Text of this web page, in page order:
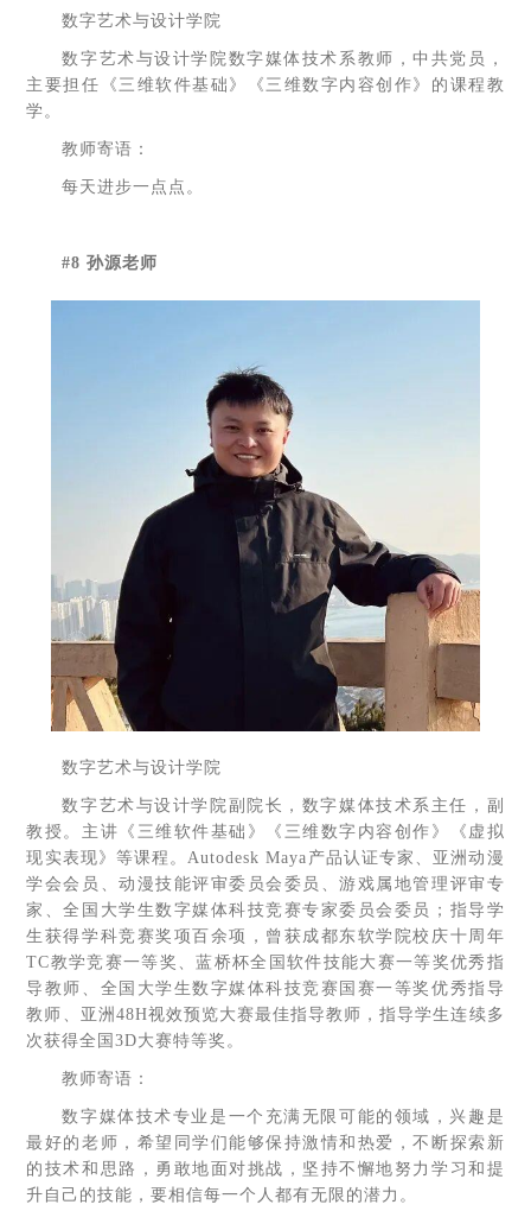
数字艺术与设计学院
数字艺术与设计学院数字媒体技术系教师，中共党员，
主要担任《三维软件基础》《三维数字内容创作》的课程教
学。
教师寄语：
每天进步一点点。
#8 孙源老师
数字艺术与设计学院
数字艺术与设计学院副院长，数字媒体技术系主任，副
教授。主讲《三维软件基础》《三维数字内容创作》《虚拟
现实表现》等课程。Autodesk Maya产品认证专家、亚洲动漫
学会会员、动漫技能评审委员会委员、游戏属地管理评审专
家、全国大学生数字媒体科技竞赛专家委员会委员；指导学
生获得学科竞赛奖项百余项，曾获成都东软学院校庆十周年
TC教学竞赛一等奖、蓝桥杯全国软件技能大赛一等奖优秀指
导教师、全国大学生数字媒体科技竞赛国赛一等奖优秀指导
教师、亚洲48H视效预览大赛最佳指导教师，指导学生连续多
次获得全国3D大赛特等奖。
教师寄语：
数字媒体技术专业是一个充满无限可能的领域，兴趣是
最好的老师，希望同学们能够保持激情和热爱，不断探索新
的技术和思路，勇敢地面对挑战，坚持不懈地努力学习和提
升自己的技能，要相信每一个人都有无限的潜力。